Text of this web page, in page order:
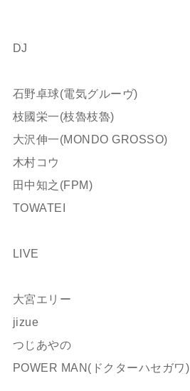
DJ
石野卓球(電気グルーヴ)
枝國栄一(枝魯枝魯)
大沢伸一(MONDO GROSSO)
木村コウ
田中知之(FPM)
TOWATEI
LIVE
大宮エリー
jizue
つじあやの
POWER MAN(ドクターハセガワ)